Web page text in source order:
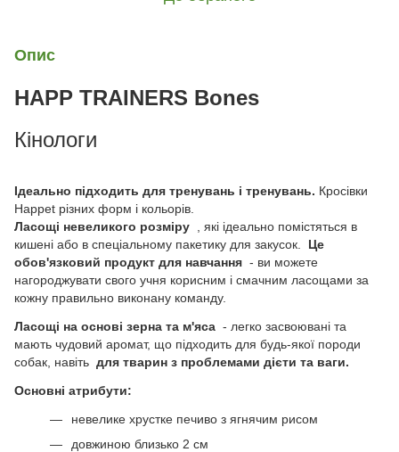
Опис
HAPP TRAINERS Bones
Кінологи
Ідеально підходить для тренувань і тренувань. Кросівки
Happet різних форм і кольорів.
Ласощі невеликого розміру
, які ідеально помістяться в
кишені або в спеціальному пакетику для закусок.
Це
обов'язковий продукт для навчання - ви можете
нагороджувати свого учня корисним і смачним ласощами за
кожну правильно виконану команду.
Ласощі на основі зерна та м'яса - легко засвоювані та
мають чудовий аромат, що підходить для будь-якої породи
собак, навіть для тварин з проблемами дієти та ваги.
Основні атрибути:
невелике хрустке печиво з ягнячим рисом
довжиною близько 2 см